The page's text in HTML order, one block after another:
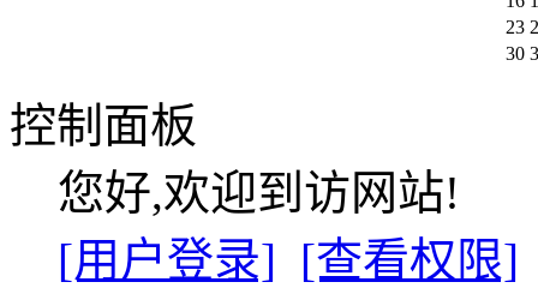
23
30
控制面板
您好,欢迎到访网站!
[用户登录] [查看权限]